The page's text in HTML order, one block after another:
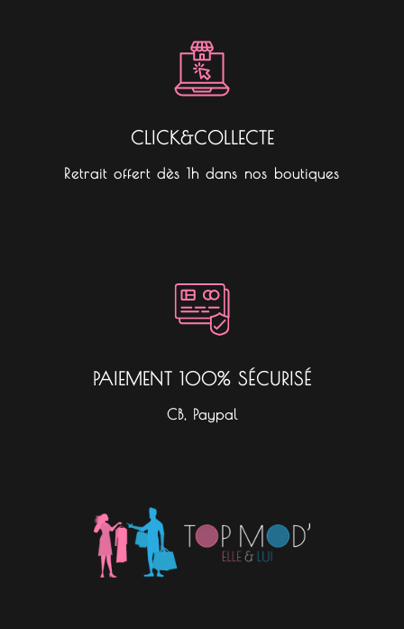
CLICK&COLLECTE
Retrait offert dès 1h dans nos boutiques
PAIEMENT 100% SÉCURISÉ
CB, Paypal